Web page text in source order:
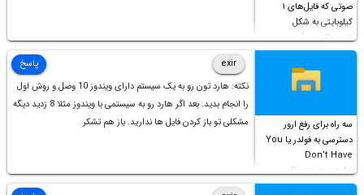
صوتی که فایل‌های ۱
کیلوبایتی به شکل
شورت‌کات در آن موجود
است!
سه راه برای رفع ارور
دسترسی به فولدر یا You
Don’t Have
Permission to
Access this folder
exir
نکته: هارد تون رو به یک سیستم دارای ویندوز 10 وصل و روش اول
را انجام بدید. بعد اگر هارد رو به سیستمی با ویندوز مثلا 8 زدید دیگه
مشکلی تو باز کردن فایل ها ندارید. باز هم تشکر
پاسخ